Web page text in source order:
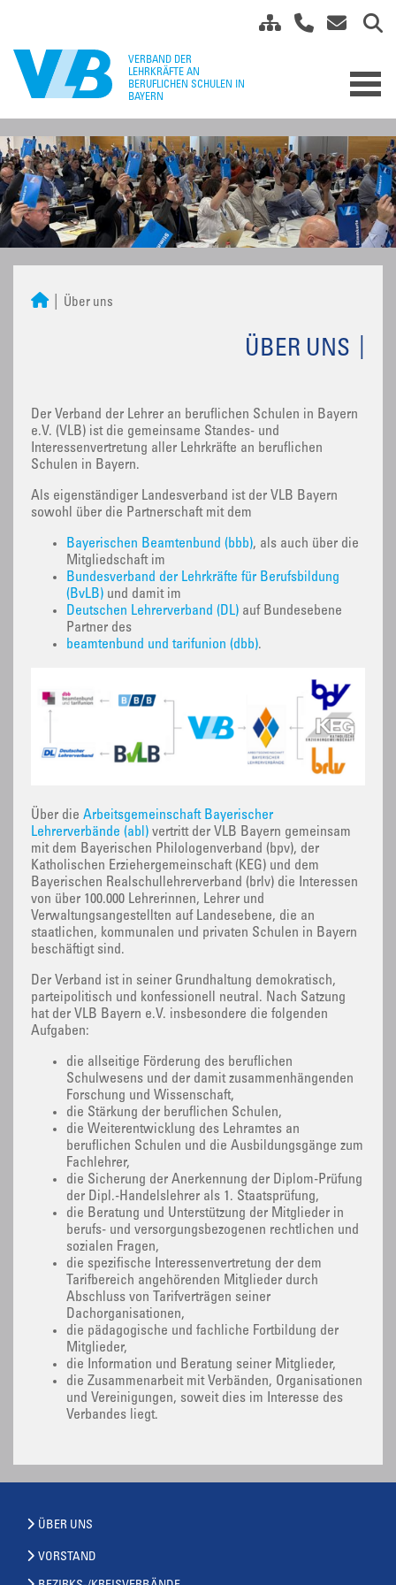
Über uns
ÜBER UNS
Der Verband der Lehrer an beruflichen Schulen in Bayern
e.V. (VLB) ist die gemeinsame Standes- und
Interessenvertretung aller Lehrkräfte an beruflichen
Schulen in Bayern.
Als eigenständiger Landesverband ist der VLB Bayern
sowohl über die Partnerschaft mit dem
Bayerischen Beamtenbund (bbb), als auch über die
Mitgliedschaft im
Bundesverband der Lehrkräfte für Berufsbildung
(BvLB) und damit im
Deutschen Lehrerverband (DL) auf Bundesebene
Partner des
beamtenbund und tarifunion (dbb).
Über die Arbeitsgemeinschaft Bayerischer
Lehrerverbände (abl) vertritt der VLB Bayern gemeinsam
mit dem Bayerischen Philologenverband (bpv), der
Katholischen Erziehergemeinschaft (KEG) und dem
Bayerischen Realschullehrerverband (brlv) die Interessen
von über 100.000 Lehrerinnen, Lehrer und
Verwaltungsangestellten auf Landesebene, die an
staatlichen, kommunalen und privaten Schulen in Bayern
beschäftigt sind.
Der Verband ist in seiner Grundhaltung demokratisch,
parteipolitisch und konfessionell neutral. Nach Satzung
hat der VLB Bayern e.V. insbesondere die folgenden
Aufgaben:
die allseitige Förderung des beruflichen
Schulwesens und der damit zusammenhängenden
Forschung und Wissenschaft,
die Stärkung der beruflichen Schulen,
die Weiterentwicklung des Lehramtes an
beruflichen Schulen und die Ausbildungsgänge zum
Fachlehrer,
die Sicherung der Anerkennung der Diplom-Prüfung
der Dipl.-Handelslehrer als 1. Staatsprüfung,
die Beratung und Unterstützung der Mitglieder in
berufs- und versorgungsbezogenen rechtlichen und
sozialen Fragen,
die spezifische Interessenvertretung der dem
Tarifbereich angehörenden Mitglieder durch
Abschluss von Tarifverträgen seiner
Dachorganisationen,
die pädagogische und fachliche Fortbildung der
Mitglieder,
die Information und Beratung seiner Mitglieder,
die Zusammenarbeit mit Verbänden, Organisationen
und Vereinigungen, soweit dies im Interesse des
Verbandes liegt.
ÜBER UNS
VORSTAND